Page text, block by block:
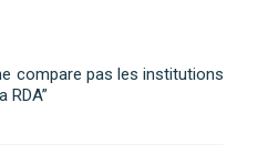
compare pas les institutions
RDA”